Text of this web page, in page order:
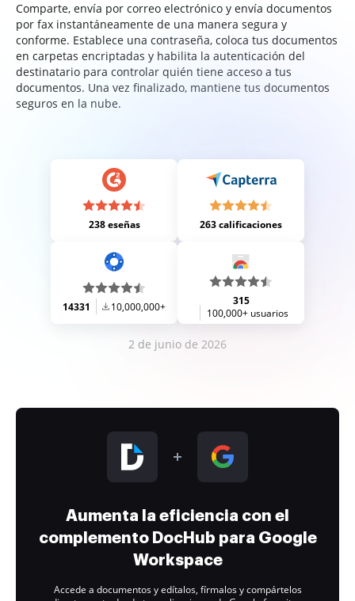
Comparte, envía por correo electrónico y envía documentos
por fax instantáneamente de una manera segura y
conforme. Establece una contraseña, coloca tus documentos
en carpetas encriptadas y habilita la autenticación del
destinatario para controlar quién tiene acceso a tus
documentos. Una vez finalizado, mantiene tus documentos
seguros en la nube.
238 eseñas 263 calificaciones
14331 10,000,000+
315
100,000+ usuarios
2 de junio de 2026
Aumenta la eficiencia con el
complemento DocHub para Google
Workspace
Accede a documentos y edítalos, fírmalos y compártelos